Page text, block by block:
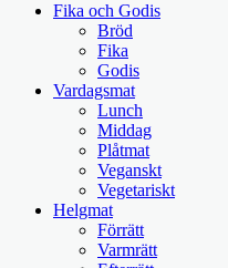
Fika och Godis
Bröd
Fika
Godis
Vardagsmat
Lunch
Middag
Plåtmat
Veganskt
Vegetariskt
Helgmat
Förrätt
Varmrätt